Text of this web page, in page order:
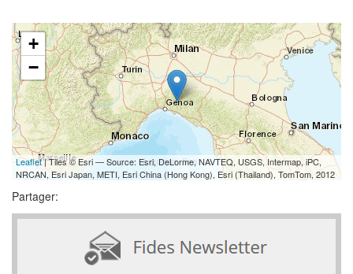
+
−
Leaflet| Tiles © Esri — Source: Esri, DeLorme, NAVTEQ, USGS, Intermap, iPC,
NRCAN, Esri Japan, METI, Esri China (Hong Kong), Esri (Thailand), TomTom, 2012
Partager: